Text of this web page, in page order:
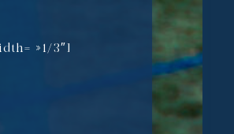
»1/3″]